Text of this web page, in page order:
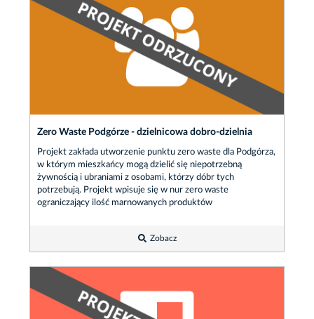
Zero Waste Podgórze - dzielnicowa dobro-dzielnia
Projekt zakłada utworzenie punktu zero waste dla Podgórza,
w którym mieszkańcy mogą dzielić się niepotrzebną
żywnością i ubraniami z osobami, którzy dóbr tych
potrzebują. Projekt wpisuje się w nur zero waste
ograniczający ilość marnowanych produktów
Zobacz